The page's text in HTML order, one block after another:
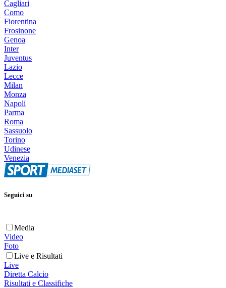
Cagliari
Como
Fiorentina
Frosinone
Genoa
Inter
Juventus
Lazio
Lecce
Milan
Monza
Napoli
Parma
Roma
Sassuolo
Torino
Udinese
Venezia
Seguici su
Media
Video
Foto
Live e Risultati
Live
Diretta Calcio
Risultati e Classifiche